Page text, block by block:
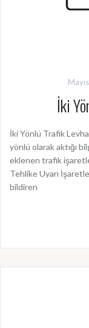
İki
İki Yönlü Trafik
yönlü olarak aktığı
eklenen trafik
Tehlike Uyarı
bildiren